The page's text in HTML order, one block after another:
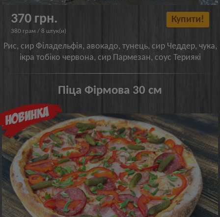
370 грн.
380 грам / 8 штук(и)
Купити!
Рис, сир Філадельфія, авокадо, тунець, сир Чеддер, чука,
ікра тобіко червона, сир Пармезан, соус Териякі
Піца Фірмова 30 см